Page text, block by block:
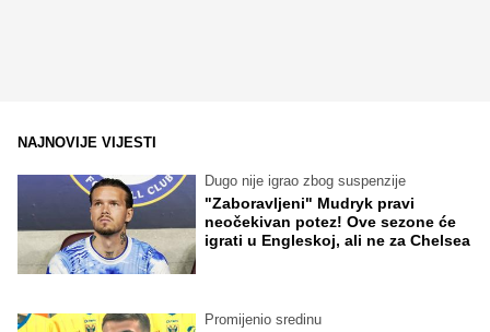
NAJNOVIJE VIJESTI
Dugo nije igrao zbog suspenzije
"Zaboravljeni" Mudryk pravi
neočekivan potez! Ove sezone će
igrati u Engleskoj, ali ne za Chelsea
Promijenio sredinu